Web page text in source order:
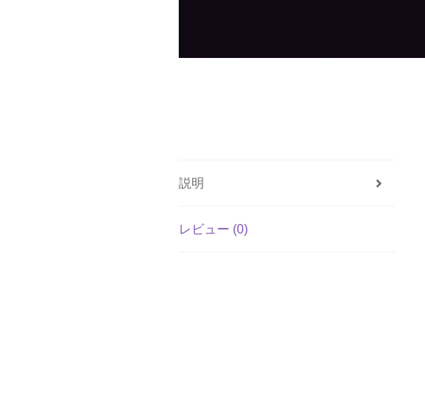
説明
レビュー (0)